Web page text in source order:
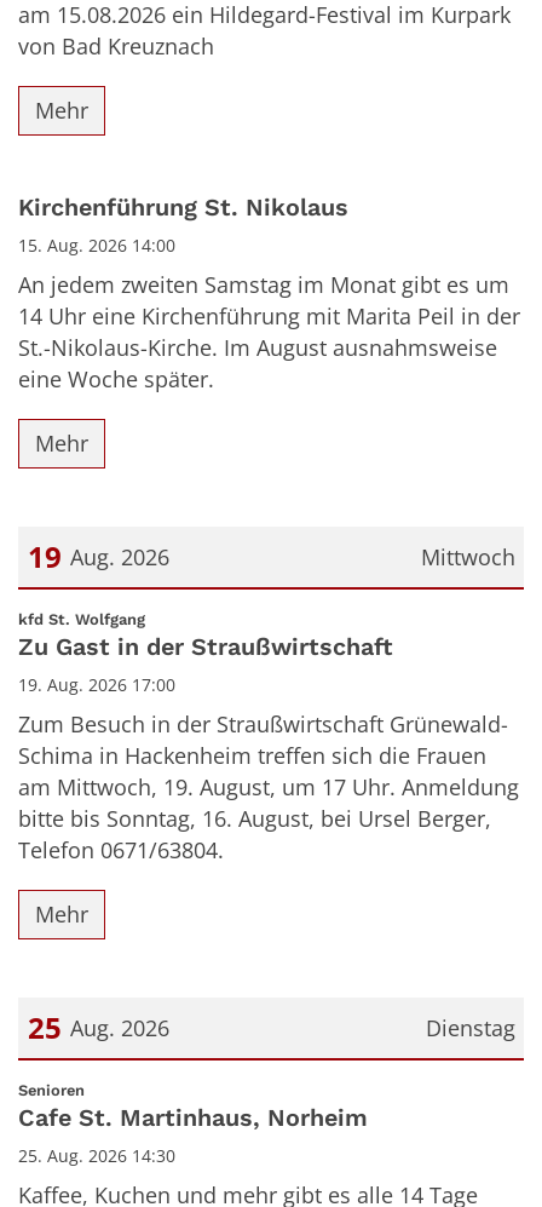
am 15.08.2026 ein Hildegard-Festival im Kurpark
von Bad Kreuznach
Mehr
Kirchenführung St. Nikolaus
15. Aug. 2026 14:00
An jedem zweiten Samstag im Monat gibt es um
14 Uhr eine Kirchenführung mit Marita Peil in der
St.-Nikolaus-Kirche. Im August ausnahmsweise
eine Woche später.
Mehr
Mittwoch
19 Aug. 2026
Datum: 19. August 2026
kfd St. Wolfgang:
Zu Gast in der Straußwirtschaft
19. Aug. 2026 17:00
Zum Besuch in der Straußwirtschaft Grünewald-
Schima in Hackenheim treffen sich die Frauen
am Mittwoch, 19. August, um 17 Uhr. Anmeldung
bitte bis Sonntag, 16. August, bei Ursel Berger,
Telefon 0671/63804.
Mehr
Dienstag
25 Aug. 2026
Datum: 25. August 2026
Senioren
Cafe St. Martinhaus, Norheim
25. Aug. 2026 14:30
Kaffee, Kuchen und mehr gibt es alle 14 Tage